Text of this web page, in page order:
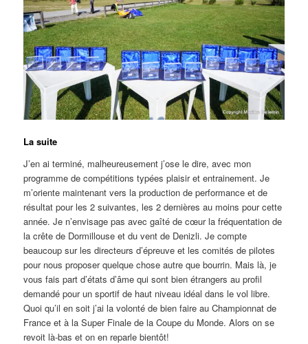
La suite
J’en ai terminé, malheureusement j’ose le dire, avec mon
programme de compétitions typées plaisir et entrainement. Je
m’oriente maintenant vers la production de performance et de
résultat pour les 2 suivantes, les 2 dernières au moins pour cette
année. Je n’envisage pas avec gaîté de cœur la fréquentation de
la crête de Dormillouse et du vent de Denizli. Je compte
beaucoup sur les directeurs d’épreuve et les comités de pilotes
pour nous proposer quelque chose autre que bourrin. Mais là, je
vous fais part d’états d’âme qui sont bien étrangers au profil
demandé pour un sportif de haut niveau idéal dans le vol libre.
Quoi qu’il en soit j’ai la volonté de bien faire au Championnat de
France et à la Super Finale de la Coupe du Monde. Alors on se
revoit là-bas et on en reparle bientôt!